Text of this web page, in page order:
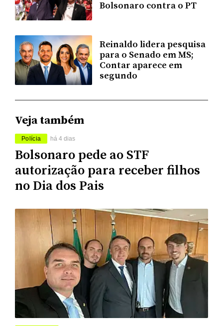
Bolsonaro contra o PT
Reinaldo lidera pesquisa
para o Senado em MS;
Contar aparece em
segundo
Veja também
Polícia há 4 dias
Bolsonaro pede ao STF
autorização para receber filhos
no Dia dos Pais